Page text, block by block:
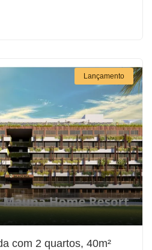
Lançamento
com 2 quartos, 40m²